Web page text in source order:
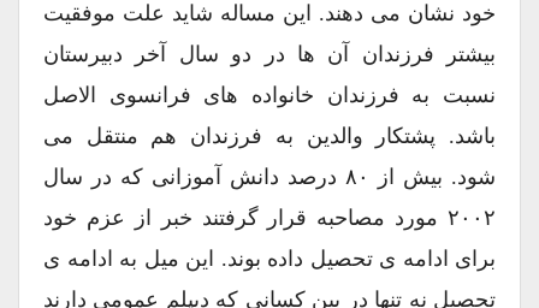
خود نشان می دهند. این مساله شاید علت موفقیت
بیشتر فرزندان آن ها در دو سال آخر دبیرستان
نسبت به فرزندان خانواده های فرانسوی الاصل
باشد. پشتکار والدین به فرزندان هم منتقل می
شود. بیش از ۸۰ درصد دانش آموزانی که در سال
۲۰۰۲ مورد مصاحبه قرار گرفتند خبر از عزم خود
برای ادامه ی تحصیل داده بوند. این میل به ادامه ی
تحصیل نه تنها در بین کسانی که دیپلم عمومی دارند